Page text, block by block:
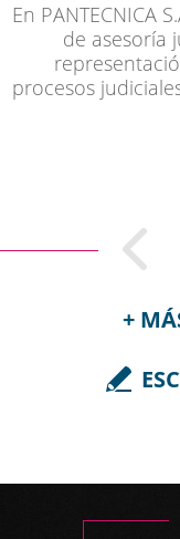
En PANTECNICA
de asesoría
procesos
+